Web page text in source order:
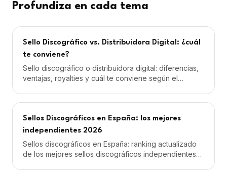
Profundiza en cada tema
Sello Discográfico vs. Distribuidora Digital: ¿cuál
te conviene?
Sello discográfico o distribuidora digital: diferencias,
ventajas, royalties y cuál te conviene según el
Sellos Discográficos en España: los mejores
independientes 2026
Sellos discográficos en España: ranking actualizado
de los mejores sellos discográficos independientes